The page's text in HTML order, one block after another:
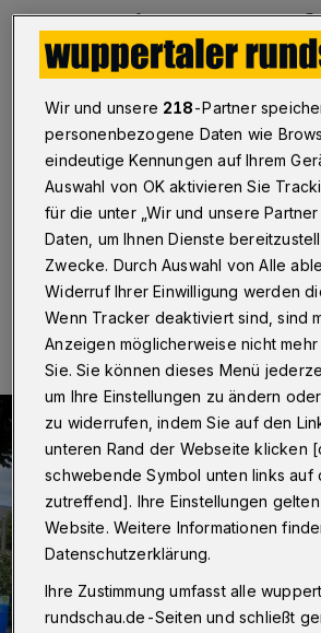
Neue
Langerfelder Markt
Wuppertal·Die Bezirksvertretung
Beyenburg stellt am Donnerstag
16:30 Uhr an der Kirchenseite des
direkt neben der Bushaltestelle eine
jüdischen Familien in Langerfeld
28.07.2025 , 08:30 Uhr Eine Minute
Wir und unsere 218-Partner
personenbezogene Daten wie
eindeutige Kennungen auf Ihrem
Auswahl von OK aktivieren Sie
für die unter „Wir und unsere
Daten, um Ihnen Dienste
Zwecke. Durch Auswahl von Alle
Widerruf Ihrer Einwilligung werden
Wenn Tracker deaktiviert sind, sind
Anzeigen möglicherweise nicht
Sie. Sie können dieses Menü
um Ihre Einstellungen zu ändern
zu widerrufen, indem Sie auf den
unteren Rand der Webseite klicken
schwebende Symbol unten links auf
zutreffend]. Ihre Einstellungen
Website. Weitere Informationen
Datenschutzerklärung.
Ihre Zustimmung umfasst alle
rundschau.de-Seiten und schließt